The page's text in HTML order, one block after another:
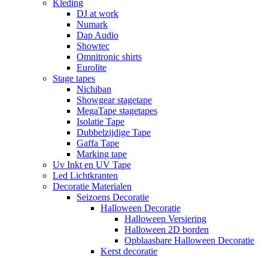
Kleding
DJ at work
Numark
Dap Audio
Showtec
Omnitronic shirts
Eurolite
Stage tapes
Nichiban
Showgear stagetape
MegaTape stagetapes
Isolatie Tape
Dubbelzijdige Tape
Gaffa Tape
Marking tape
Uv Inkt en UV Tape
Led Lichtkranten
Decoratie Materialen
Seizoens Decoratie
Halloween Decoratie
Halloween Versiering
Halloween 2D borden
Opblaasbare Halloween Decoratie
Kerst decoratie